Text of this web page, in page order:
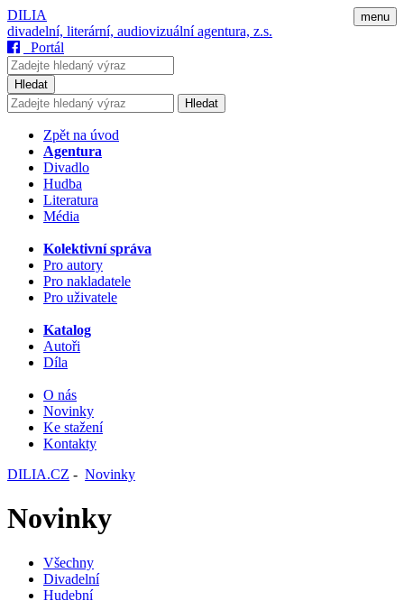
menu
DILIA
divadelní, literární, audiovizuální agentura, z.s.
Portál
Hledat
Hledat
Zpět na úvod
Agentura
Divadlo
Hudba
Literatura
Média
Kolektivní správa
Pro autory
Pro nakladatele
Pro uživatele
Katalog
Autoři
Díla
O nás
Novinky
Ke stažení
Kontakty
DILIA.CZ - Novinky
Novinky
Všechny
Divadelní
Hudební